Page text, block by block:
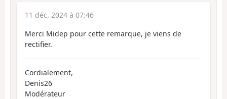
11 déc. 2024 à 07:46
Merci Midep pour cette remarque, je viens de
rectifier.
Cordialement,
Denis26
Modérateur